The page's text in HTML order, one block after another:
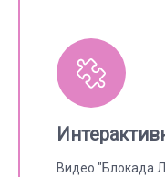
Видео "Блокада